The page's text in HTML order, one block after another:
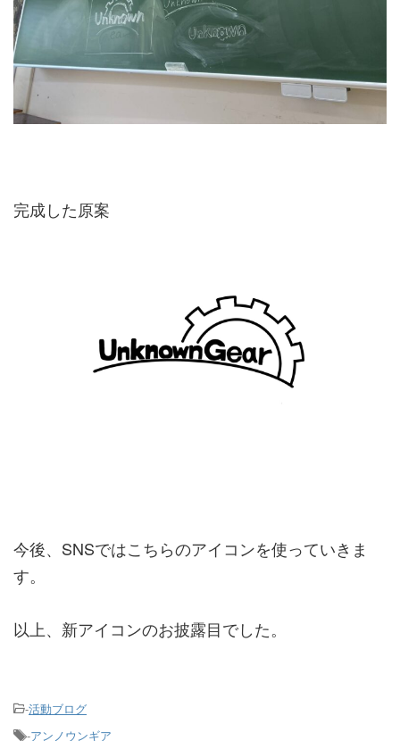
完成した原案
今後、SNSではこちらのアイコンを使っていきま
す。
以上、新アイコンのお披露目でした。
-活動ブログ
-アンノウンギア